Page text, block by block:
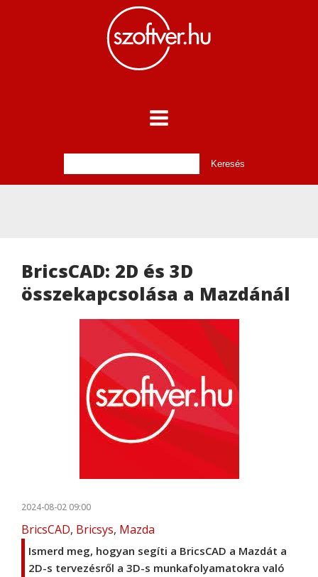
BricsCAD: 2D és 3D
összekapcsolása a Mazdánál
2024-08-02 09:00
BricsCAD, Bricsys, Mazda
Ismerd meg, hogyan segíti a BricsCAD a Mazdát a
2D-s tervezésről a 3D-s munkafolyamatokra való